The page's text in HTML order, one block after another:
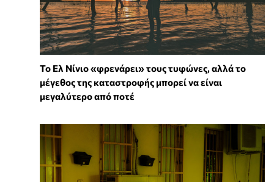
Το Ελ Νίνιο «φρενάρει» τους τυφώνες, αλλά το
μέγεθος της καταστροφής μπορεί να είναι
μεγαλύτερο από ποτέ